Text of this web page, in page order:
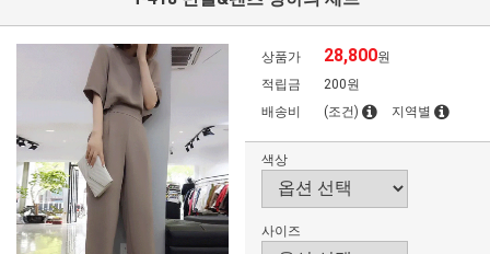
상품가 28,800원
적립금
200원
배송비
(조건) 지역별
색상
사이즈